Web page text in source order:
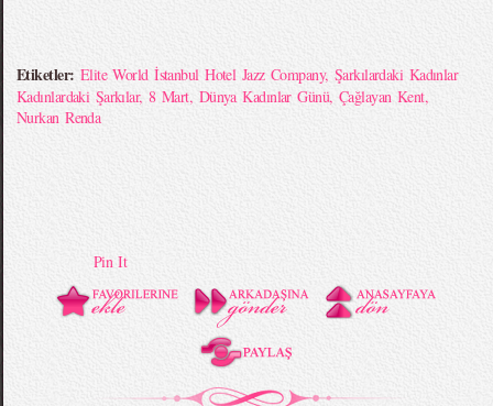
Etiketler: Elite World İstanbul Hotel Jazz Company, Şarkılardaki Kadınlar
Kadınlardaki Şarkılar,8 Mart, Dünya Kadınlar Günü, Çağlayan Kent,
Nurkan Renda
Pin It